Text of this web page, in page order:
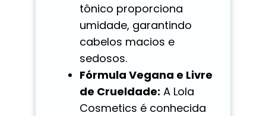
tônico proporciona
umidade, garantindo
cabelos macios e
sedosos.
Fórmula Vegana e Livre
de Crueldade: A Lola
Cosmetics é conhecida